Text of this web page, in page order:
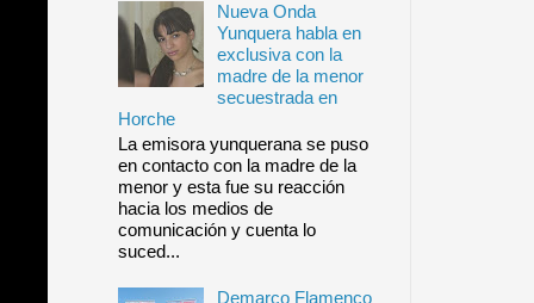
Nueva Onda
Yunquera habla en
exclusiva con la
madre de la menor
secuestrada en
Horche
La emisora yunquerana se puso
en contacto con la madre de la
menor y esta fue su reacción
hacia los medios de
comunicación y cuenta lo
suced...
Demarco Flamenco